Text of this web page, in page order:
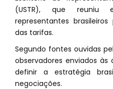
(USTR), que reuniu
representantes
das tarifas.
Segundo fontes ouvidas
observadores enviados
definir a estratégia
negociações.